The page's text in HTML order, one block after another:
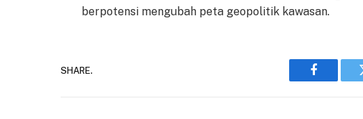
berpotensi mengubah peta geopolitik kawasan.
SHARE.
Facebook